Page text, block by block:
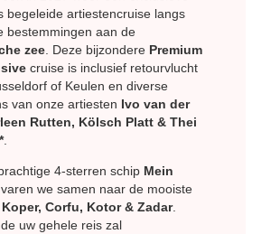
begeleide artiestencruise langs
bestemmingen aan de
zee. Deze bijzondere Premium
cruise is inclusief retourvlucht
of Keulen en diverse
van onze artiesten Ivo van der
Rutten, Kölsch Platt & Thei
.
4-sterren schip Mein
varen we samen naar de mooiste
Koper, Corfu, Kotor & Zadar.
uw gehele reis zal